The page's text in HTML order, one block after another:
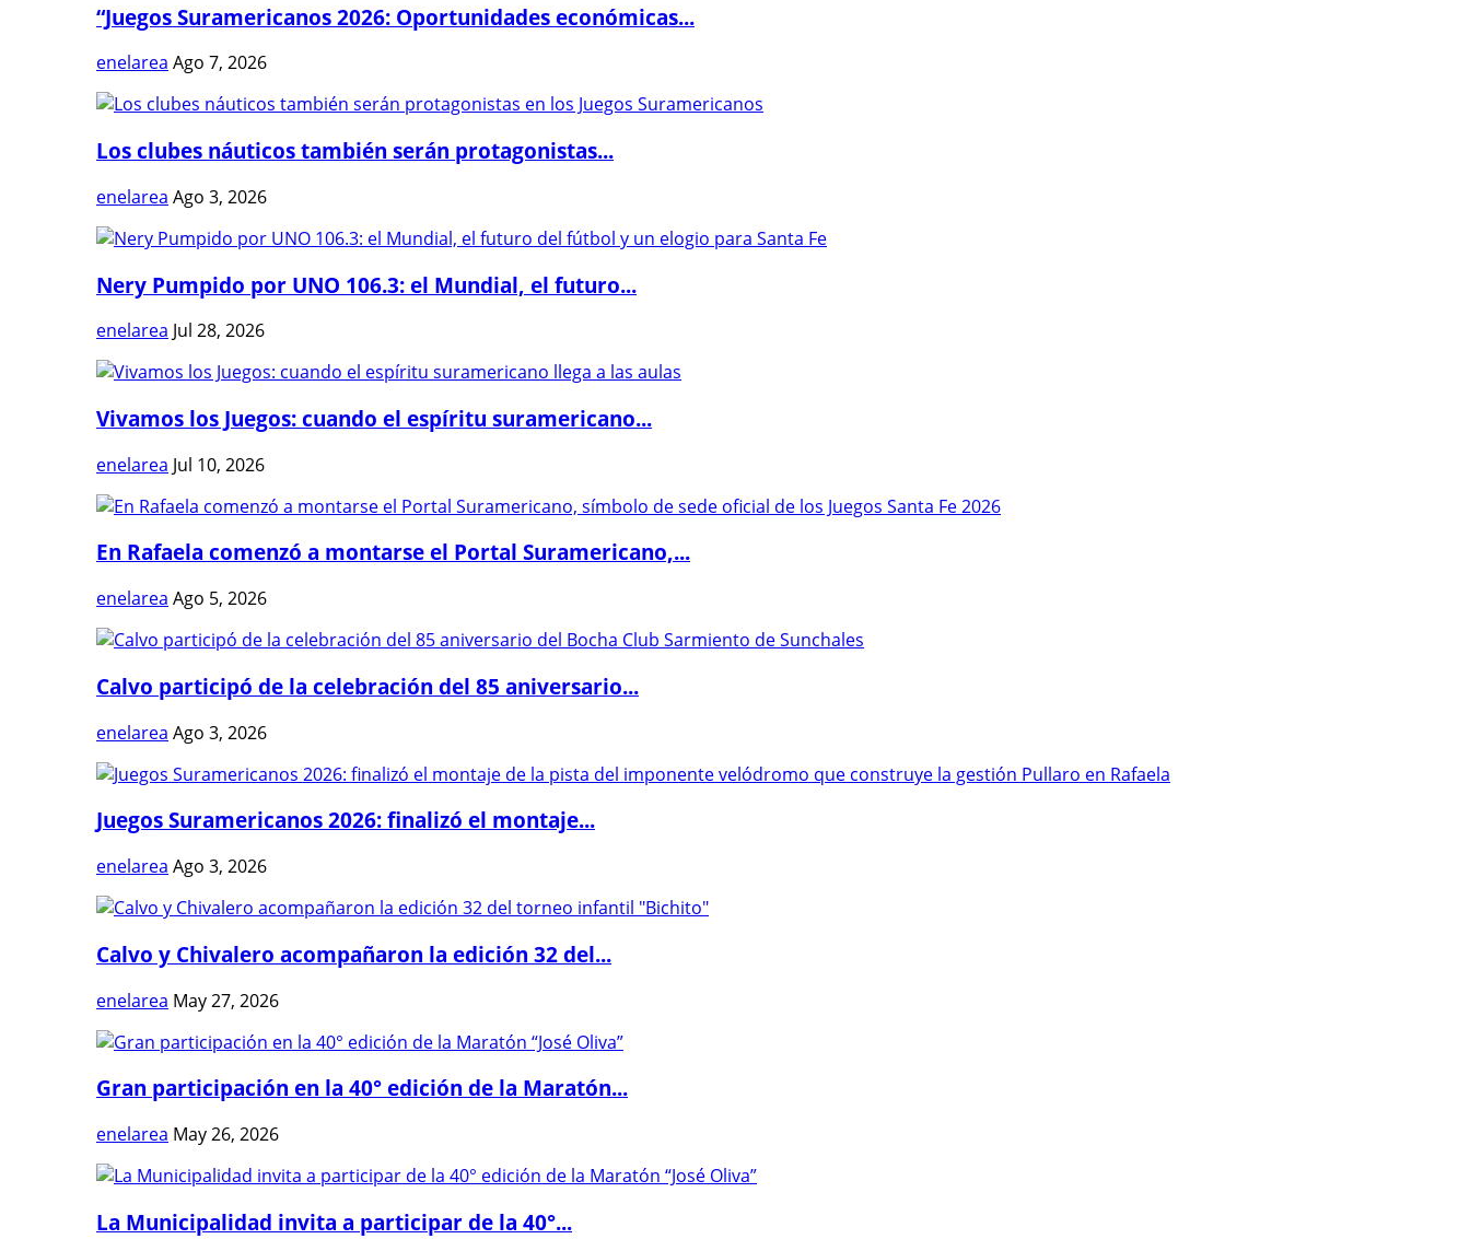
“Juegos Suramericanos 2026: Oportunidades económicas...
enelarea Ago 7, 2026
Los clubes náuticos también serán protagonistas...
enelarea Ago 3, 2026
Nery Pumpido por UNO 106.3: el Mundial, el futuro...
enelarea Jul 28, 2026
Vivamos los Juegos: cuando el espíritu suramericano...
enelarea Jul 10, 2026
En Rafaela comenzó a montarse el Portal Suramericano,...
enelarea Ago 5, 2026
Calvo participó de la celebración del 85 aniversario...
enelarea Ago 3, 2026
Juegos Suramericanos 2026: finalizó el montaje...
enelarea Ago 3, 2026
Calvo y Chivalero acompañaron la edición 32 del...
enelarea May 27, 2026
Gran participación en la 40° edición de la Maratón...
enelarea May 26, 2026
La Municipalidad invita a participar de la 40°...